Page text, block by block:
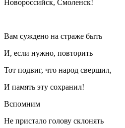
Новороссийск, Смоленск!
Вам суждено на страже быть
И, если нужно, повторить
Тот подвиг, что народ свершил,
И память эту сохранил!
Вспомним
Не пристало голову склонять